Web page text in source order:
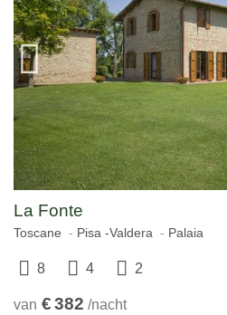
La Fonte
Toscane Pisa -Valdera Palaia
8 4 2
van €382 /nacht